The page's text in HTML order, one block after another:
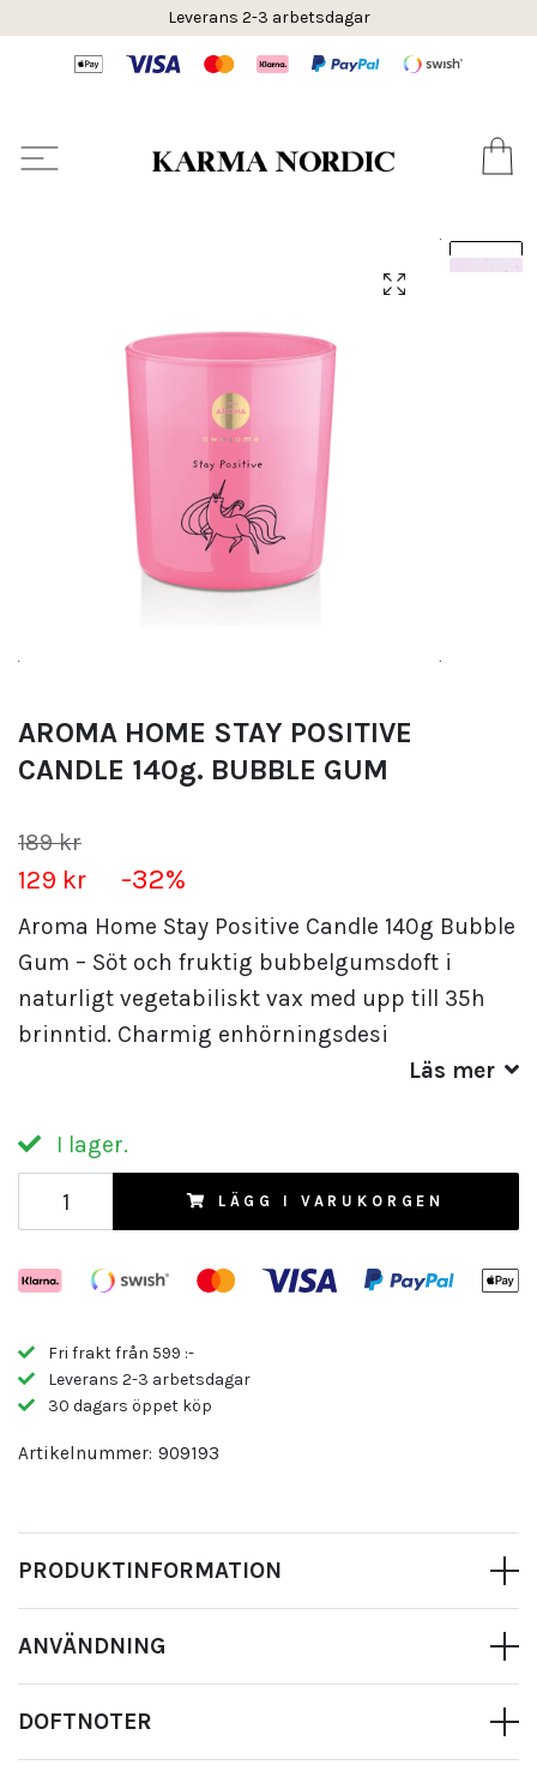
Leverans 2-3 arbetsdagar
AROMA HOME STAY POSITIVE
CANDLE 140g. BUBBLE GUM
189 kr
129 kr -32%
Aroma Home Stay Positive Candle 140g Bubble
Gum – Söt och fruktig bubbelgumsdoft i
naturligt vegetabiliskt vax med upp till 35h
brinntid. Charmig enhörningsdesi
Läs mer
I lager.
LÄGG I VARUKORGEN
Fri frakt från 599 :-
Leverans 2-3 arbetsdagar
30 dagars öppet köp
Artikelnummer: 909193
PRODUKTINFORMATION
ANVÄNDNING
DOFTNOTER